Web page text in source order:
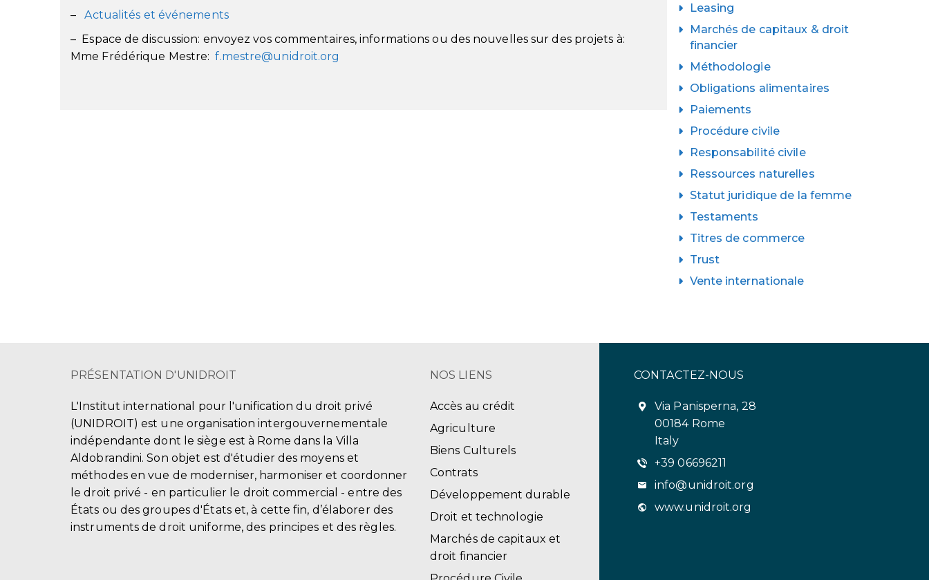
–Actualités et événements
– Espace de discussion: envoyez vos commentaires, informations ou des nouvelles sur des projets à:
Mme Frédérique Mestre:f.mestre@unidroit.org
Leasing
Marchés de capitaux & droit
financier
Méthodologie
Obligations alimentaires
Paiements
Procédure civile
Responsabilité civile
Ressources naturelles
Statut juridique de la femme
Testaments
Titres de commerce
Trust
Vente internationale
PRÉSENTATION D'UNIDROIT
L'Institut international pour l'unification du droit privé
(UNIDROIT) est une organisation intergouvernementale
indépendante dont le siège est à Rome dans la Villa
Aldobrandini. Son objet est d'étudier des moyens et
méthodes en vue de moderniser, harmoniser et coordonner
le droit privé - en particulier le droit commercial - entre des
États ou des groupes d'États et, à cette fin, d’élaborer des
instruments de droit uniforme, des principes et des règles.
NOS LIENS
Accès au crédit
Agriculture
Biens Culturels
Contrats
Développement durable
Droit et technologie
Marchés de capitaux et
droit financier
CONTACTEZ-NOUS
Via Panisperna, 28
00184 Rome
Italy
+39 06696211
info@unidroit.org
www.unidroit.org